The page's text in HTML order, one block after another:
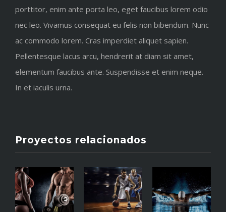
porttitor, enim ante porta leo, eget faucibus lorem odio
nec leo. Vivamus consequat eu felis non bibendum. Nunc
ac commodo lorem. Cras imperdiet aliquet sapien.
Pellentesque lacus arcu, hendrerit at diam sit amet,
elementum faucibus ante. Suspendisse et enim neque.
In et iaculis urna.
Proyectos relacionados